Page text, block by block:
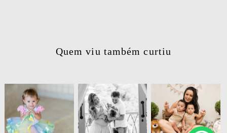
Quem viu também curtiu
638 889 0 411 0